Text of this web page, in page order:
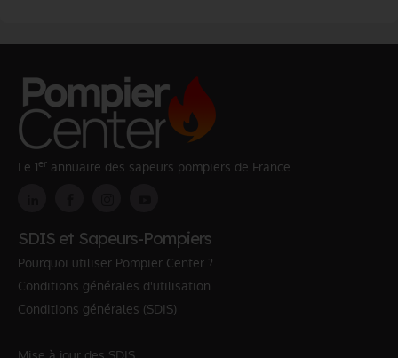
Le 1er annuaire des sapeurs pompiers de France.
SDIS et Sapeurs-Pompiers
Pourquoi utiliser Pompier Center ?
Conditions générales d'utilisation
Conditions générales (SDIS)